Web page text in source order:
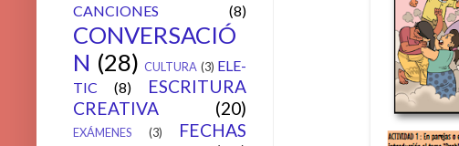
CANCIONES
(8)
CONVERSACIÓ
N (28) CULTURA (3) ELE-
TIC
(8)
ESCRITURA
CREATIVA
(20)
EXÁMENES (3)
FECHAS